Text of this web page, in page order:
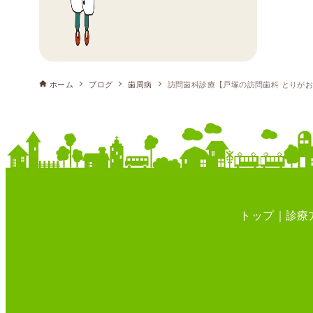
ホーム ブログ 歯周病 訪問歯科診療【戸塚の訪問歯科 とりが
トップ 診療